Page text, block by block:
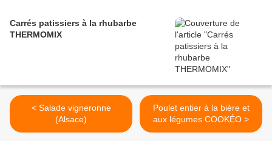
Carrés patissiers à la rhubarbe
THERMOMIX
< Salade vigneronne
(Alsace)
Poulet entier à la bière et
aux légumes COOKÉO >